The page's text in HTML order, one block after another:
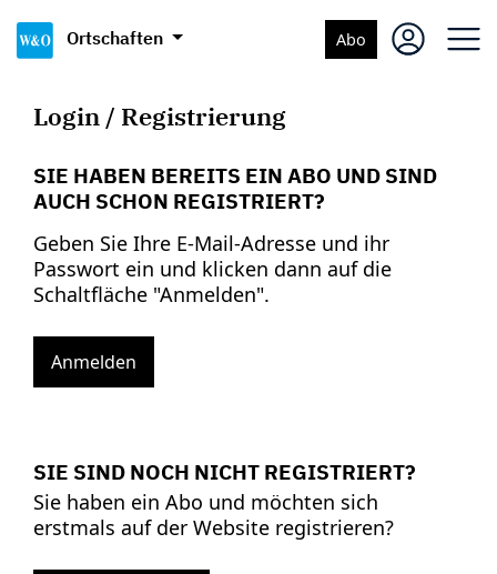
Ortschaften Abo
Login / Registrierung
SIE HABEN BEREITS EIN ABO UND SIND
AUCH SCHON REGISTRIERT?
Geben Sie Ihre E-Mail-Adresse und ihr
Passwort ein und klicken dann auf die
Schaltfläche "Anmelden".
Anmelden
SIE SIND NOCH NICHT REGISTRIERT?
Sie haben ein Abo und möchten sich
erstmals auf der Website registrieren?